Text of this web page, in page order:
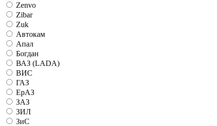
Zenvo
Zibar
Zuk
Автокам
Апал
Богдан
ВАЗ (LADA)
ВИС
ГАЗ
ЕрАЗ
ЗАЗ
ЗИЛ
ЗиС